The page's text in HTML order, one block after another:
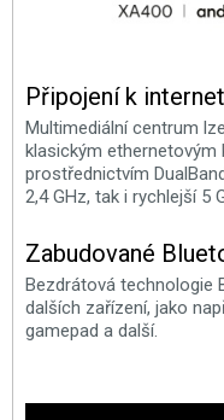
Připojení k
Multimediální centrum
klasickým ethernetovým
prostřednictvím
2,4 GHz, tak i rychlejší 5
Zabudované
Bezdrátová technologie
dalších zařízení, jako
gamepad a další.